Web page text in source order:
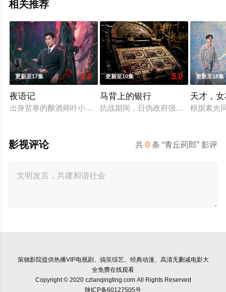
相关推荐
更新至17集 1.0
夜语记
出身贫寒的酿酒师叶小唯遭遇爱人程桉、恩师林晚媚的双重背
更新至10集 5.0
马背上的银行
抗战期间，日伪政府强行推广、使用
更新至18集
天才，
根据素光
共0 条 “青丘药郎” 影评
影视评论
策驰影院提供热播VIP电视剧、搞笑综艺、经典动漫、高清无删减电影大
全免费在线观看
Copyright © 2020 czlanqingting.com All Rights Reserved
陕ICP备60127505号